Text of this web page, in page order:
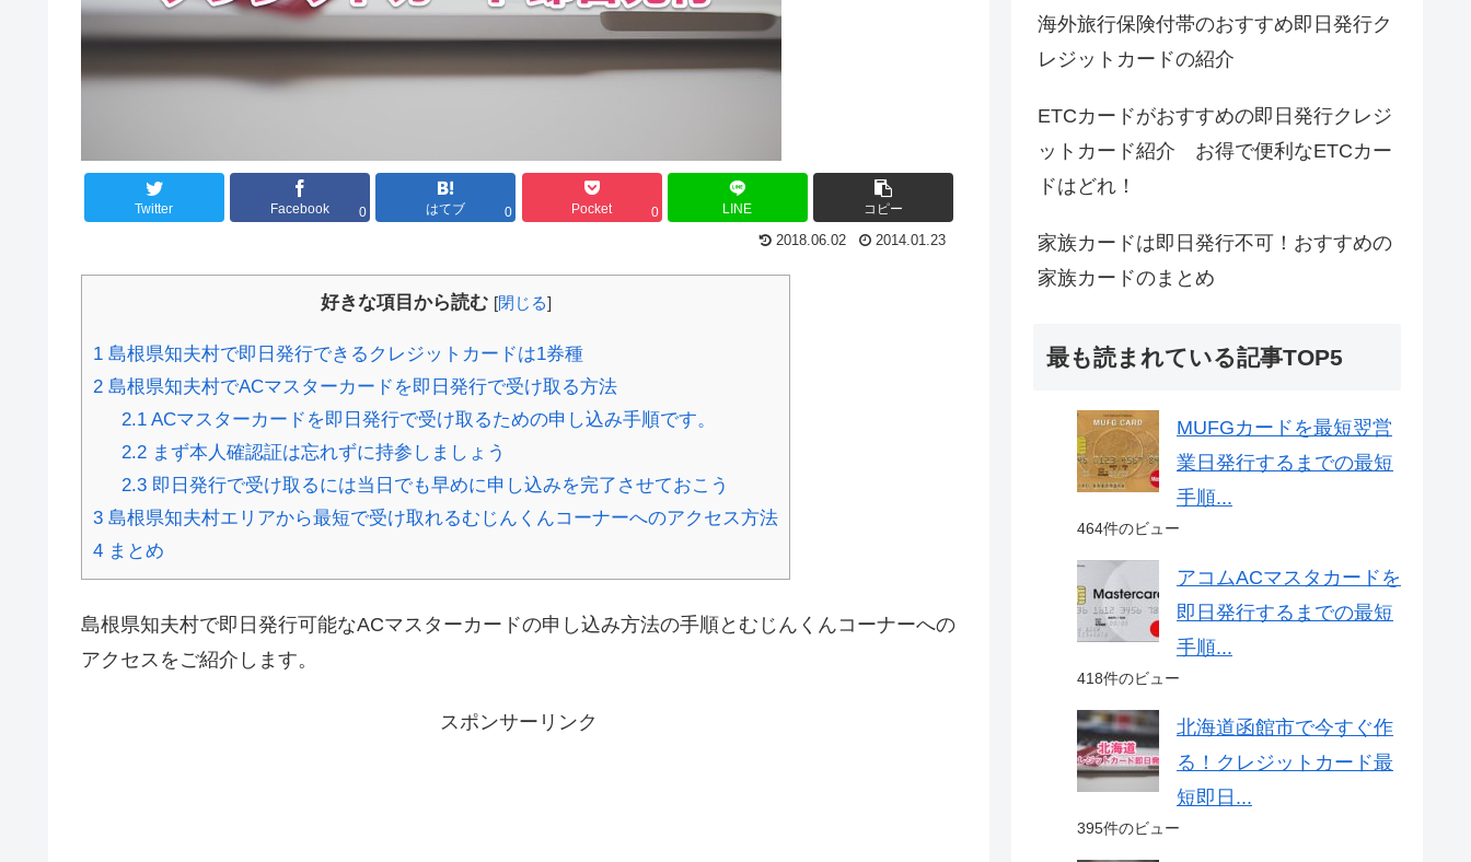
Twitter Facebook 0 はてブ 0 Pocket 0 LINE コピー
2018.06.02 2014.01.23
好きな項目から読む [閉じる]
1 島根県知夫村で即日発行できるクレジットカードは1券種
2 島根県知夫村でACマスターカードを即日発行で受け取る方法
2.1ACマスターカードを即日発行で受け取るための申し込み手順です。
2.2まず本人確認証は忘れずに持参しましょう
2.3即日発行で受け取るには当日でも早めに申し込みを完了させておこう
3 島根県知夫村エリアから最短で受け取れるむじんくんコーナーへのアクセス方法
4 まとめ
島根県知夫村で即日発行可能なACマスターカードの申し込み方法の手順とむじんくんコーナーへの
アクセスをご紹介します。
スポンサーリンク
海外旅行保険付帯のおすすめ即日発行ク
レジットカードの紹介
ETCカードがおすすめの即日発行クレジ
ットカード紹介 お得で便利なETCカー
ドはどれ！
家族カードは即日発行不可！おすすめの
家族カードのまとめ
最も読まれている記事TOP5
MUFGカードを最短翌営
業日発行するまでの最短
手順...
464件のビュー
アコムACマスタカードを
即日発行するまでの最短
手順...
418件のビュー
北海道函館市で今すぐ作
る！クレジットカード最
短即日...
395件のビュー